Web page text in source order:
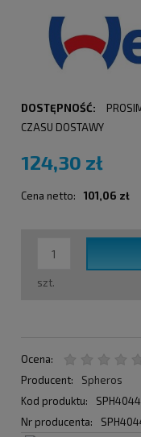
DOSTĘPNOŚĆ:
CZASU DOSTAWY
124,30 zł
Cena netto: 101,06 zł
szt.
Ocena:
Producent:
Spheros
Kod produktu:
Nr producenta: